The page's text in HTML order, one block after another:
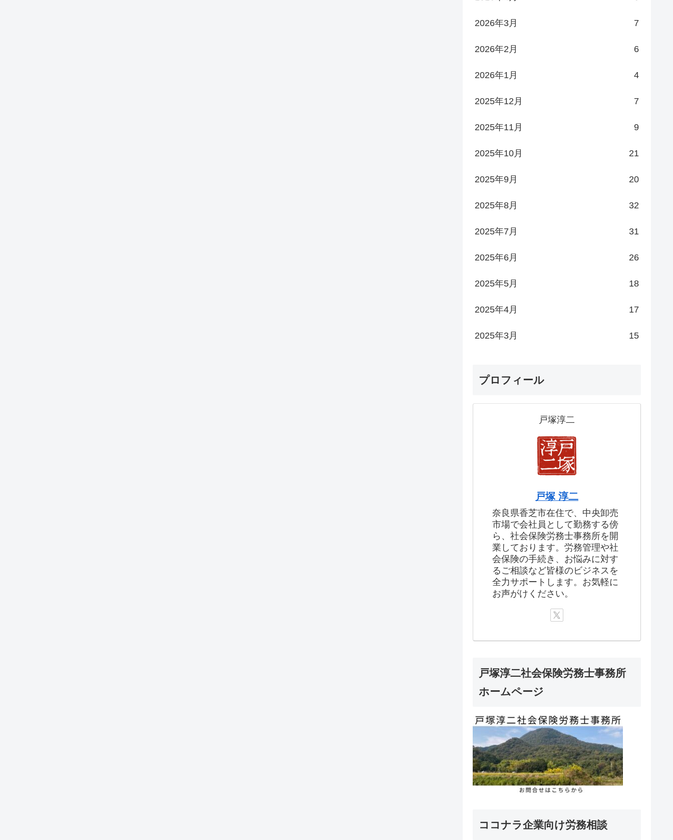
2026年3月 7
2026年2月 6
2026年1月 4
2025年12月 7
2025年11月 9
2025年10月 21
2025年9月 20
2025年8月 32
2025年7月 31
2025年6月 26
2025年5月 18
2025年4月 17
2025年3月 15
プロフィール
戸塚淳二
戸塚 淳二
奈良県香芝市在住で、中央卸売
市場で会社員として勤務する傍
ら、社会保険労務士事務所を開
業しております。労務管理や社
会保険の手続き、お悩みに対す
るご相談など皆様のビジネスを
全力サポートします。お気軽に
お声がけください。
戸塚淳二社会保険労務士事務所
ホームページ
ココナラ企業向け労務相談